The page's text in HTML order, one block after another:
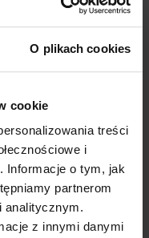
O plikach cookies
cookie
treści
i
Informacje o tym, jak
partnerom
analitycznym.
z innymi danymi
i EOG, w tym
Wielkiej Brytanii,
zarządzanych
były wyłączone
dla
>>